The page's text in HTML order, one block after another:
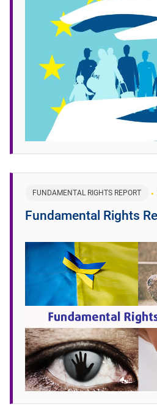
FUNDAMENTAL RIGHTS REPORT
Fundamental Rights